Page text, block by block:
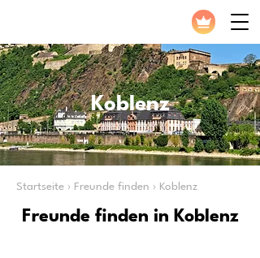
Koblenz
Startseite › Freunde finden › Koblenz
Freunde finden in Koblenz